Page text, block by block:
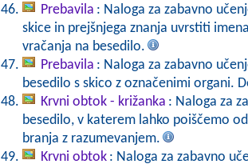
Prebavila : Naloga za zabavno
skice in prejšnjega znanja uvrstiti
vračanja na besedilo.
Prebavila : Naloga za zabavno
besedilo s skico z označenimi organi.
Krvni obtok - križanka : Naloga za
besedilo, v katerem lahko poiščemo
branja z razumevanjem.
Krvni obtok : Naloga za zabavno